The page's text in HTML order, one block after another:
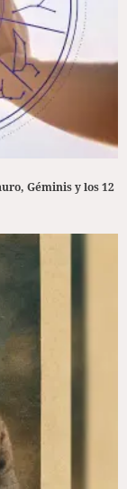
Géminis y los 12